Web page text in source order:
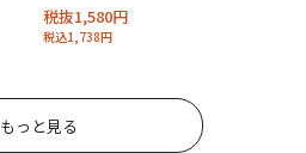
税抜1,580円
税込1,738円
もっと見る